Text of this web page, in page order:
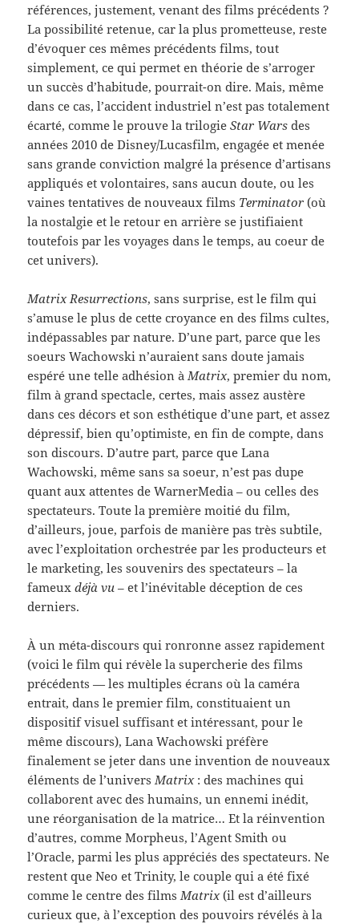
références, justement, venant des films précédents ?
La possibilité retenue, car la plus prometteuse, reste
d’évoquer ces mêmes précédents films, tout
simplement, ce qui permet en théorie de s’arroger
un succès d’habitude, pourrait-on dire. Mais, même
dans ce cas, l’accident industriel n’est pas totalement
écarté, comme le prouve la trilogieStar Wars des
années 2010 de Disney/Lucasfilm, engagée et menée
sans grande conviction malgré la présence d’artisans
appliqués et volontaires, sans aucun doute, ou les
vaines tentatives de nouveaux films Terminator (où
la nostalgie et le retour en arrière se justifiaient
toutefois par les voyages dans le temps, au coeur de
cet univers).
Matrix Resurrections, sans surprise, est le film qui
s’amuse le plus de cette croyance en des films cultes,
indépassables par nature. D’une part, parce que les
soeurs Wachowski n’auraient sans doute jamais
espéré une telle adhésion àMatrix, premier du nom,
film à grand spectacle, certes, mais assez austère
dans ces décors et son esthétique d’une part, et assez
dépressif, bien qu’optimiste, en fin de compte, dans
son discours. D’autre part, parce que Lana
Wachowski, même sans sa soeur, n’est pas dupe
quant aux attentes de WarnerMedia – ou celles des
spectateurs. Toute la première moitié du film,
d’ailleurs, joue, parfois de manière pas très subtile,
avec l’exploitation orchestrée par les producteurs et
le marketing, les souvenirs des spectateurs – la
fameuxdéjà vu – et l’inévitable déception de ces
derniers.
À un méta-discours qui ronronne assez rapidement
(voici le film qui révèle la supercherie des films
précédents — les multiples écrans où la caméra
entrait, dans le premier film, constituaient un
dispositif visuel suffisant et intéressant, pour le
même discours), Lana Wachowski préfère
finalement se jeter dans une invention de nouveaux
éléments de l’universMatrix: des machines qui
collaborent avec des humains, un ennemi inédit,
une réorganisation de la matrice… Et la réinvention
d’autres, comme Morpheus, l’Agent Smith ou
l’Oracle, parmi les plus appréciés des spectateurs. Ne
restent que Neo et Trinity, le couple qui a été fixé
comme le centre des filmsMatrix(il est d’ailleurs
curieux que, à l’exception des pouvoirs révélés à la